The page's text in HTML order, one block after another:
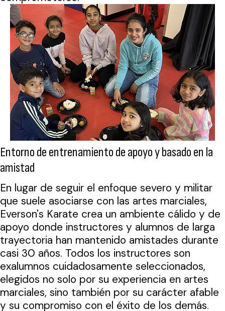
Entorno de entrenamiento de apoyo y basado en la
amistad
En lugar de seguir el enfoque severo y militar
que suele asociarse con las artes marciales,
Everson's Karate crea un ambiente cálido y de
apoyo donde instructores y alumnos de larga
trayectoria han mantenido amistades durante
casi 30 años. Todos los instructores son
exalumnos cuidadosamente seleccionados,
elegidos no solo por su experiencia en artes
marciales, sino también por su carácter afable
y su compromiso con el éxito de los demás.